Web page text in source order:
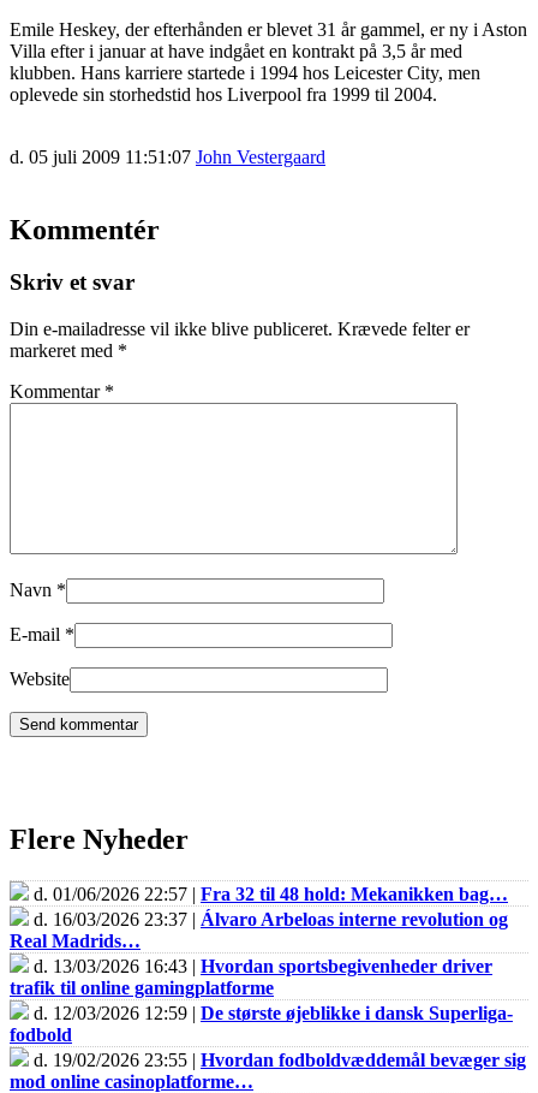
Emile Heskey, der efterhånden er blevet 31 år gammel, er ny i Aston
Villa efter i januar at have indgået en kontrakt på 3,5 år med
klubben. Hans karriere startede i 1994 hos Leicester City, men
oplevede sin storhedstid hos Liverpool fra 1999 til 2004.
d. 05 juli 2009 11:51:07 John Vestergaard
Kommentér
Skriv et svar
Din e-mailadresse vil ikke blive publiceret. Krævede felter er
markeret med *
Kommentar *
Navn *
E-mail *
Website
Flere Nyheder
d. 01/06/2026 22:57 | Fra 32 til 48 hold: Mekanikken bag…
d. 16/03/2026 23:37 | Álvaro Arbeloas interne revolution og
Real Madrids…
d. 13/03/2026 16:43 | Hvordan sportsbegivenheder driver
trafik til online gamingplatforme
d. 12/03/2026 12:59 | De største øjeblikke i dansk Superliga-
fodbold
d. 19/02/2026 23:55 | Hvordan fodboldvæddemål bevæger sig
mod online casinoplatforme…